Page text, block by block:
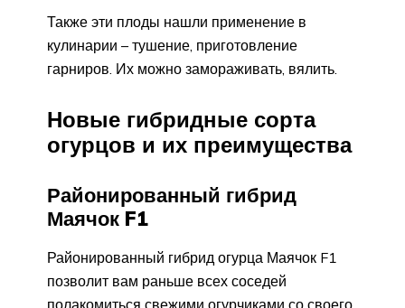
Также эти плоды нашли применение в
кулинарии – тушение, приготовление
гарниров. Их можно замораживать, вялить.
Новые гибридные сорта
огурцов и их преимущества
Районированный гибрид
Маячок F1
Районированный гибрид огурца Маячок F1
позволит вам раньше всех соседей
полакомиться свежими огурчиками со своего